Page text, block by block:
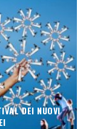
DEI NUOVI